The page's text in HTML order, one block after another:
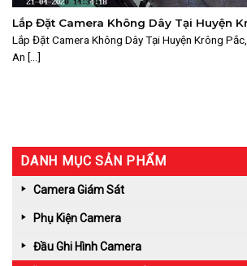
Lắp Đặt Camera Không Dây Tại Huyện
– Giải Pháp An Ninh Tiện Lợi Cho Nhà Ở
Nghiệp 2025
Lắp Đặt Camera Không Dây Tại Huyện Krông
An [...]
DANH MỤC SẢN PHẨM
Camera Giám Sát
Phụ Kiện Camera
Đầu Ghi Hình Camera